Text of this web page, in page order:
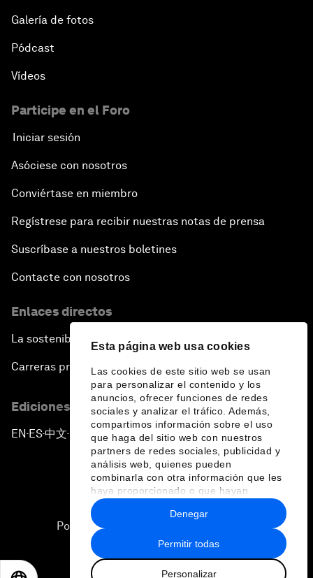
Esta página web usa cookies
Las cookies de este sitio web se usan
para personalizar el contenido y los
anuncios, ofrecer funciones de redes
sociales y analizar el tráfico. Además,
compartimos información sobre el uso
que haga del sitio web con nuestros
partners de redes sociales, publicidad y
análisis web, quienes pueden
combinarla con otra información que les
haya proporcionado o que hayan
recopilado a partir del uso que haya
hecho de sus servicios.
Permitir todas
Personalizar
Denegar
Galería de fotos
Pódcast
Vídeos
Participe en el Foro
Iniciar sesión
Asóciese con nosotros
Conviértase en miembro
Regístrese para recibir nuestras notas de prensa
Suscríbase a nuestros boletines
Contacte con nosotros
Enlaces directos
La sostenibilidad en el Foro
Carreras profesionales
Ediciones en otros idiomas
EN ▪ES▪中文▪ 日本語
Política de privacidad y normas de uso
Sitemap